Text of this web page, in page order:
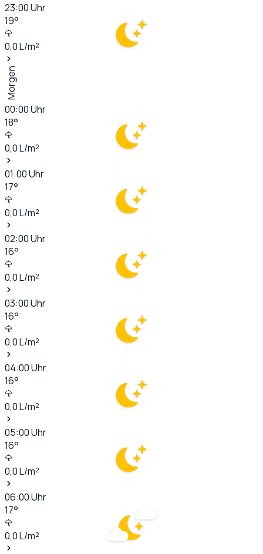
23:00Uhr
19°
0,0L/m²
Morgen
00:00Uhr
18°
0,0L/m²
01:00Uhr
17°
0,0L/m²
02:00Uhr
16°
0,0L/m²
03:00Uhr
16°
0,0L/m²
04:00Uhr
16°
0,0L/m²
05:00Uhr
16°
0,0L/m²
06:00Uhr
17°
0,0L/m²